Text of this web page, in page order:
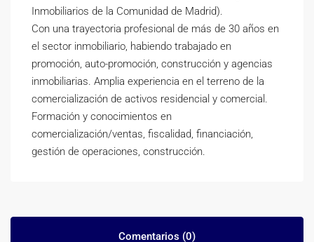
Inmobiliarios de la Comunidad de Madrid).
Con una trayectoria profesional de más de 30 años en
el sector inmobiliario, habiendo trabajado en
promoción, auto-promoción, construcción y agencias
inmobiliarias. Amplia experiencia en el terreno de la
comercialización de activos residencial y comercial.
Formación y conocimientos en
comercialización/ventas, fiscalidad, financiación,
gestión de operaciones, construcción.
Comentarios (0)